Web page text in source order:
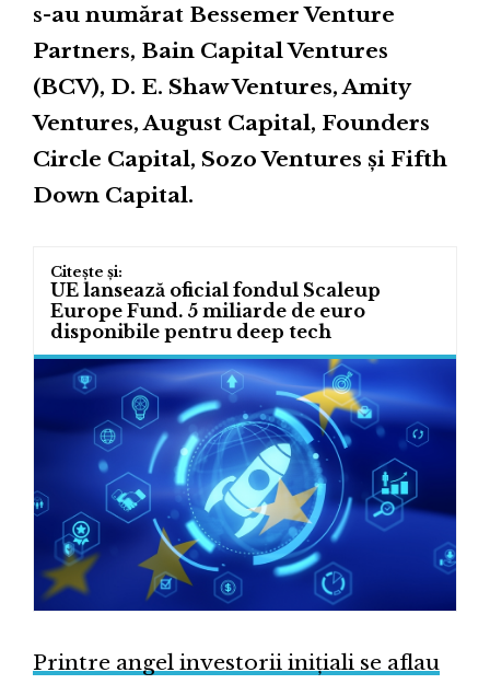
s-au numărat Bessemer Venture
Partners, Bain Capital Ventures
(BCV), D. E. Shaw Ventures, Amity
Ventures, August Capital, Founders
Circle Capital, Sozo Ventures și Fifth
Down Capital.
UE lansează oficial fondul Scaleup
Europe Fund. 5 miliarde de euro
disponibile pentru deep tech
Printre angel investorii inițiali se aflau